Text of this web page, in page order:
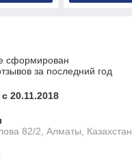
сформирован
за последний год
20.11.2018
82/2, Алматы, Казахстан